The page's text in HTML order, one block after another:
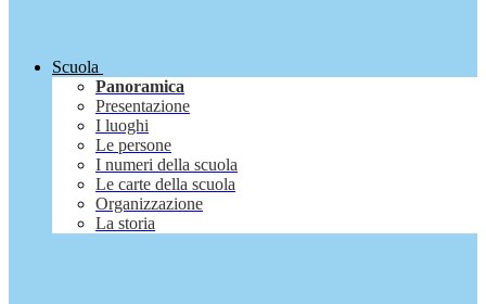
Scuola
Panoramica
Presentazione
I luoghi
Le persone
I numeri della scuola
Le carte della scuola
Organizzazione
La storia